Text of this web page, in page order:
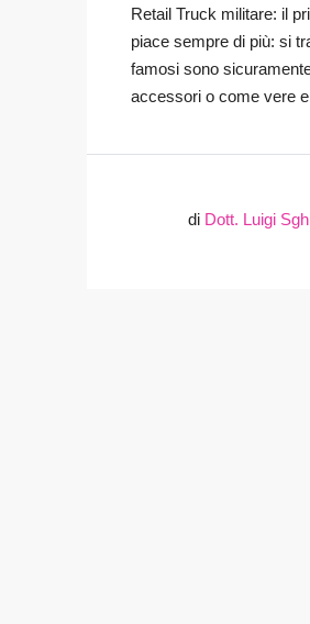
Retail Truck militare: il
piace sempre di più: si
famosi sono
accessori o come vere
di Dott. Luigi